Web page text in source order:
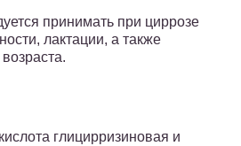
принимать при циррозе
лактации, а также
глицирризиновая и